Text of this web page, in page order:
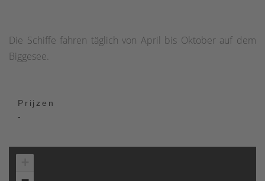
Die Schiffe fahren täglich von April bis Oktober auf dem
Biggesee.
Prijzen
-